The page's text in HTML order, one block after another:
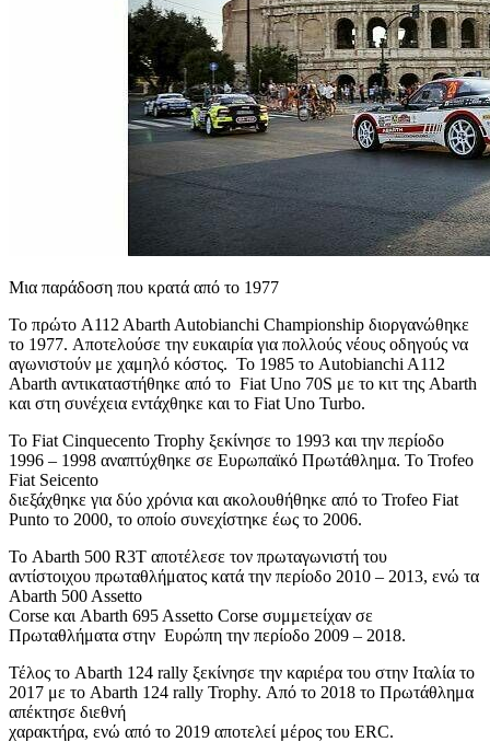
Μια παράδοση που κρατά από το 1977
Το πρώτο A112 Abarth Autobianchi Championship διοργανώθηκε
το 1977. Αποτελούσε την ευκαιρία για πολλούς νέους οδηγούς να
αγωνιστούν με χαμηλό κόστος. Το 1985 το Autobianchi A112
Abarth αντικαταστήθηκε από το Fiat Uno 70S με το κιτ της Abarth
και στη συνέχεια εντάχθηκε και το Fiat Uno Turbo.
Το Fiat Cinquecento Trophy ξεκίνησε το 1993 και την περίοδο
1996 – 1998 αναπτύχθηκε σε Ευρωπαϊκό Πρωτάθλημα. Το Trofeo
Fiat Seicento
διεξάχθηκε για δύο χρόνια και ακολουθήθηκε από το Trofeo Fiat
Punto το 2000, το οποίο συνεχίστηκε έως το 2006.
Το Abarth 500 R3T αποτέλεσε τον πρωταγωνιστή του
αντίστοιχου πρωταθλήματος κατά την περίοδο 2010 – 2013, ενώ τα
Abarth 500 Assetto
Corse και Abarth 695 Assetto Corse συμμετείχαν σε
Πρωταθλήματα στην Ευρώπη την περίοδο 2009 – 2018.
Τέλος το Abarth 124 rally ξεκίνησε την καριέρα του στην Ιταλία το
2017 με το Abarth 124 rally Trophy. Από το 2018 το Πρωτάθλημα
απέκτησε διεθνή
χαρακτήρα, ενώ από το 2019 αποτελεί μέρος του ERC.